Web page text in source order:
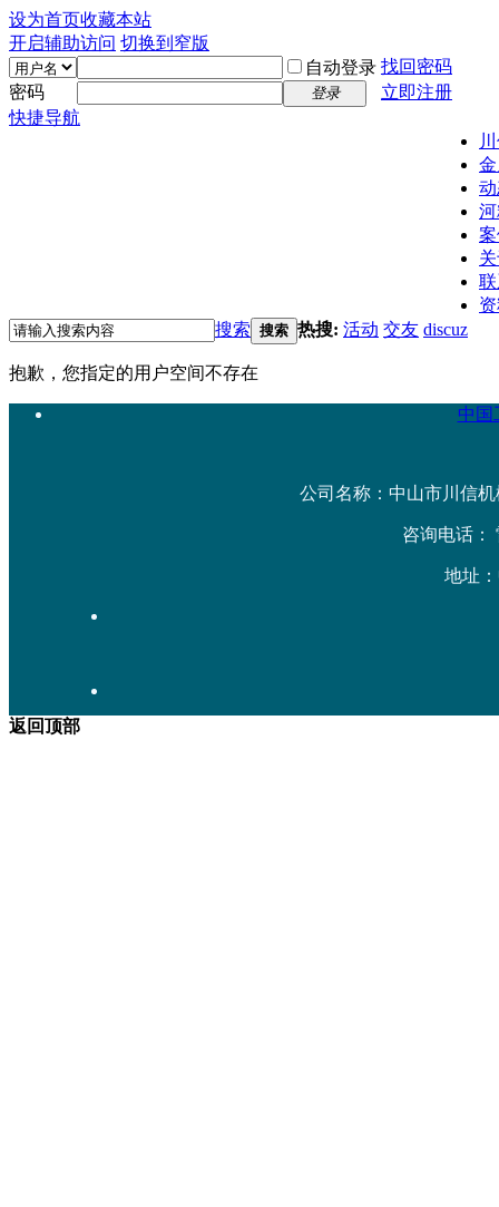
设为首页收藏本站
开启辅助访问 切换到窄版
自动登录 找回密码
密码
登录
立即注册
快捷导航
搜索 搜索 热搜: 活动 交友 discuz
抱歉，您指定的用户空间不存在
中国
公司名称：中山市川信机
咨询电话：
地址
返回顶部